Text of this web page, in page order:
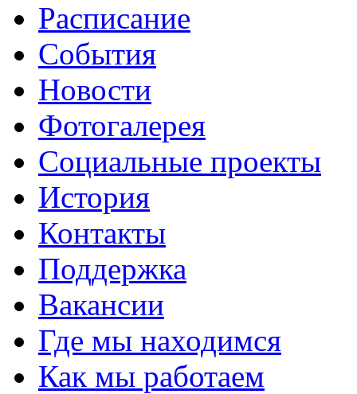
Расписание
События
Новости
Фотогалерея
Социальные проекты
История
Контакты
Поддержка
Вакансии
Где мы находимся
Как мы работаем